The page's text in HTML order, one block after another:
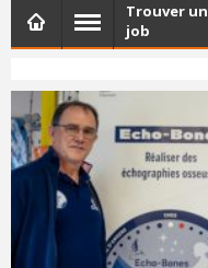
Trouver un
job